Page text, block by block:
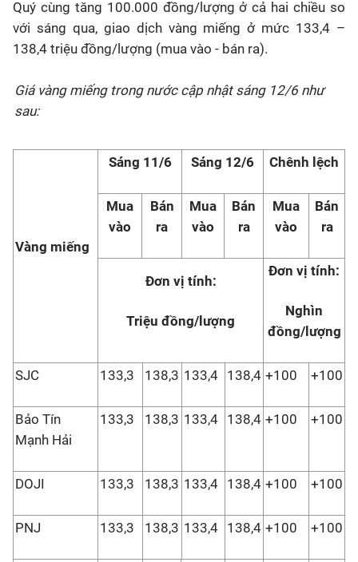
Quý cùng tăng 100.000 đồng/lượng ở cả hai chiều so
với sáng qua, giao dịch vàng miếng ở mức 133,4 –
138,4 triệu đồng/lượng (mua vào - bán ra).
Giá vàng miếng trong nước cập nhật sáng 12/6 như
sau:
Vàng miếng
Sáng 11/6 Sáng 12/6 Chênh lệch
Mua
vào
Bán
ra
Mua
vào
Bán
ra
Mua
vào
Bán
ra
Đơn vị tính:
Triệu đồng/lượng
Đơn vị tính:
Nghìn
đồng/lượng
SJC 133,3 138,3 133,4 138,4 +100 +100
Bảo Tín
Mạnh Hải
133,3 138,3 133,4 138,4 +100 +100
DOJI 133,3 138,3 133,4 138,4 +100 +100
PNJ 133,3 138,3 133,4 138,4 +100 +100